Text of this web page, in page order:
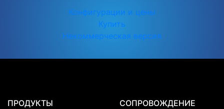
Конфигурации и цены
Купить
Некоммерческая версия
ПРОДУКТЫ
СОПРОВОЖДЕНИЕ